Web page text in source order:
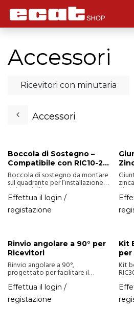
Passa al contenuto
Accessori
Ricevitori con minutaria
Accessori
Boccola di Sostegno –
Compatibile con RIC10-20
e MIN15
Boccola di sostegno da montare
sul quadrante per l’installazione
dei modelli RIC10, RIC20 e MIN15.
Garantisce un supporto sicuro del
meccanismo al quadrante.
Effettua il login /
registazione
Rinvio angolare a 90° per
Ricevitori
Rinvio angolare a 90°,
progettato per facilitare il
collegamento tra ricevitore e
lancette. Ideale per installazioni
in spazi ridotti o con esigenze di
trasmissione angolare.
Effettua il login /
registazione
Kit
per
Kit